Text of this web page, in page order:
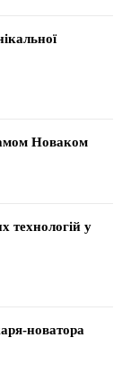
Новаком
технологій у
новатора